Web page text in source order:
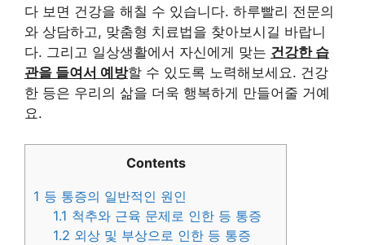
다 보면 건강을 해칠 수 있습니다. 하루빨리 전문의
와 상담하고, 맞춤형 치료법을 찾아보시길 바랍니
다. 그리고 일상생활에서 자신에게 맞는 건강한 습
관을 들여서 예방할 수 있도록 노력해보세요. 건강
한 등은 우리의 삶을 더욱 행복하게 만들어줄 거예
요.
Contents
1 등 통증의 일반적인 원인
1.1 척추와 근육 문제로 인한 등 통증
1.2 외상 및 부상으로 인한 등 통증